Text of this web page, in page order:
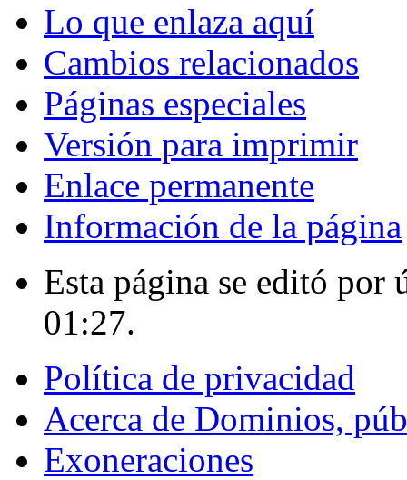
Lo que enlaza aquí
Cambios relacionados
Páginas especiales
Versión para imprimir
Enlace permanente
Información de la página
Esta página se editó por
01:27.
Política de privacidad
Acerca de Dominios,
Exoneraciones